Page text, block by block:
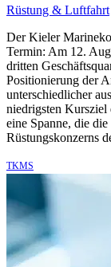
Rüstung & Luftfahrt
Der Kieler
Termin: Am 12.
dritten
Positionierung der
unterschiedlicher
niedrigsten Kursziel
eine Spanne, die
Rüstungskonzerns
TKMS